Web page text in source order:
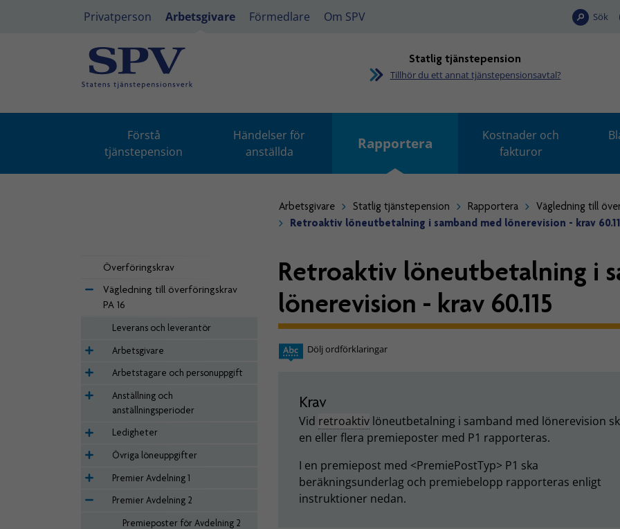
Privatperson Arbetsgivare Förmedlare Om SPV Sök
Statlig tjänstepension
Tillhör du ett annat tjänstepensionsavtal?
Förstå
tjänstepension
Händelser för
anställda
Rapportera
Kostnader och
fakturor
Arbetsgivare Statlig tjänstepension Rapportera Vägledning till
Retroaktiv löneutbetalning i samband med lönerevision - krav
Överföringskrav
Vägledning till överföringskrav
PA 16
Leverans och leverantör
Arbetsgivare
Arbetstagare och personuppgift
Anställning och
anställningsperioder
Ledigheter
Övriga löneuppgifter
Premier Avdelning 1
Premier Avdelning 2
Premieposter för Avdelning 2
Retroaktiv löneutbetalning i
lönerevision - krav 60.115
Dölj ordförklaringar
Krav
Vid retroaktiv löneutbetalning i samband med lönerevision
en eller flera premieposter med P1 rapporteras.
I en premiepost med <PremiePostTyp> P1 ska
beräkningsunderlag och premiebelopp rapporteras enligt
instruktioner nedan.